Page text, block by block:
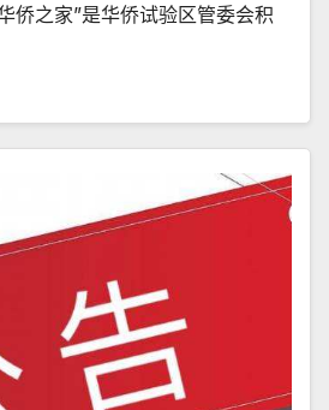
侨之家”是华侨试验区管委会积